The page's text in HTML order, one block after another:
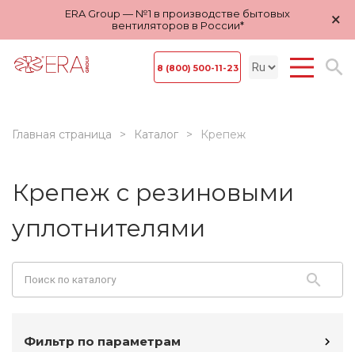
ERA Group — №1 в производстве бытовых
вентиляторов в России*
×
8 (800) 500-11-23
Главная страница Каталог Крепеж
Крепеж с резиновыми
уплотнителями
Фильтр по параметрам